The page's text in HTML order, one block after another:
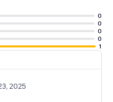
0
0
0
0
1
2025